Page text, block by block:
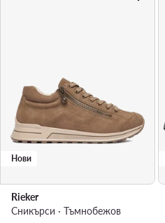
Нови
Rieker
Сникърси · Тъмнобежов